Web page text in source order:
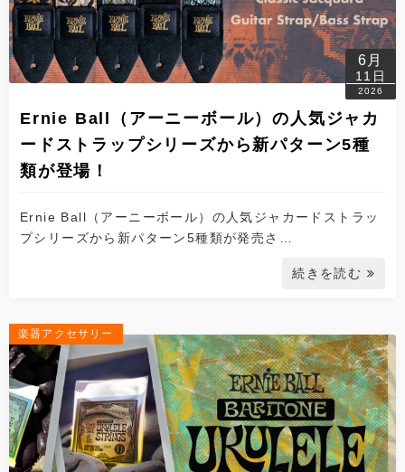
6月
11日
2026
Ernie Ball（アーニーボール）の人気ジャカ
ードストラップシリーズから新パターン5種
類が登場！
Ernie Ball（アーニーボール）の人気ジャカードストラッ
プシリーズから新パターン5種類が発売さ…
続きを読む
楽器アクセサリー